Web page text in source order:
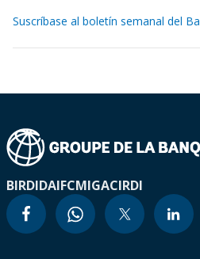
Suscríbase al boletín semanal del
BIRDIDAIFCMIGACIRDI